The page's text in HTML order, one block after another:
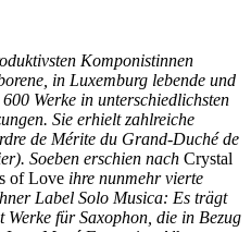
Komponistinnen
in Luxemburg lebende und
Werke in unterschiedlichsten
Sie erhielt zahlreiche
de Mérite du Grand-Duché de
Soeben erschien nach Crystal
of Love ihre nunmehr vierte
Label Solo Musica: Es trägt
Werke für Saxophon, die in Bezug